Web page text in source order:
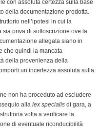
con assoluta certezza sulla base
della documentazione prodotta.
nell’ipotesi in cui la
priva di sottoscrizione ove la
allegata siano in
che quindi la mancata
della provenienza della
un’incertezza assoluta sulla
non ha proceduto ad escludere
alla lex specialis di gara, a
volta a verificare la
di eventuale riconducibilità